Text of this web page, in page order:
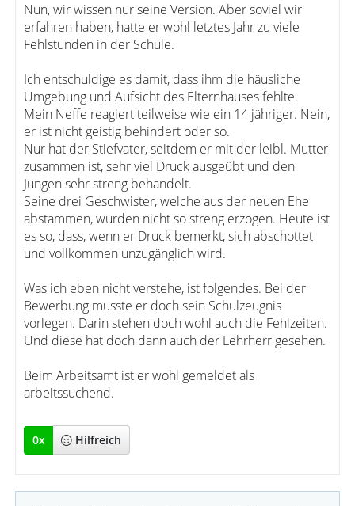
Nun, wir wissen nur seine Version. Aber soviel wir
erfahren haben, hatte er wohl letztes Jahr zu viele
Fehlstunden in der Schule.
Ich entschuldige es damit, dass ihm die häusliche
Umgebung und Aufsicht des Elternhauses fehlte.
Mein Neffe reagiert teilweise wie ein 14 jähriger. Nein,
er ist nicht geistig behindert oder so.
Nur hat der Stiefvater, seitdem er mit der leibl. Mutter
zusammen ist, sehr viel Druck ausgeübt und den
Jungen sehr streng behandelt.
Seine drei Geschwister, welche aus der neuen Ehe
abstammen, wurden nicht so streng erzogen. Heute ist
es so, dass, wenn er Druck bemerkt, sich abschottet
und vollkommen unzugänglich wird.
Was ich eben nicht verstehe, ist folgendes. Bei der
Bewerbung musste er doch sein Schulzeugnis
vorlegen. Darin stehen doch wohl auch die Fehlzeiten.
Und diese hat doch dann auch der Lehrherr gesehen.
Beim Arbeitsamt ist er wohl gemeldet als
arbeitssuchend.
0x Hilfreich